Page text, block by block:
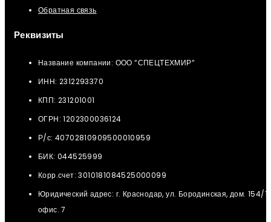
Обратная связь
Реквизиты
Название компании: ООО “СПЕЦТЕХМИР“
ИНН: 2312293370
КПП: 231201001
ОГРН: 1202300036124
Р/с: 40702810909500010959
БИК: 044525999
Корр.счет: 3010181084525000099
Юридический адрес: г. Краснодар, ул. Бородинская, дом. 154/
офис. 7